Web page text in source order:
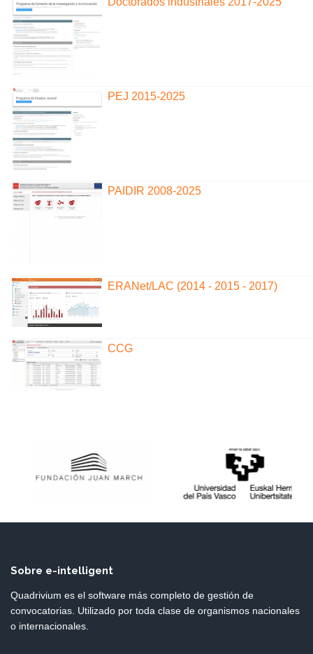
PEJ 2015-2025
PAIDIR 2008-2025
ERANet/LAC (2014 - 2015 - 2017)
CCG
Sobre e-intelligent
Quadrivium es el software más completo de gestión de
convocatorias. Utilizado por toda clase de organismos nacionales
o internacionales.